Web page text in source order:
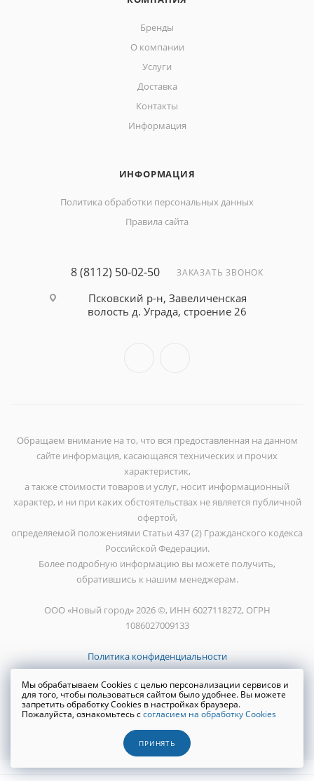
Бренды
О компании
Услуги
Доставка
Контакты
Информация
ИНФОРМАЦИЯ
Политика обработки персональных данных
Правила сайта
8 (8112) 50-02-50 ЗАКАЗАТЬ ЗВОНОК
Псковский р-н, Завеличенская
волость д. Уграда, строение 26
Обращаем внимание на то, что вся предоставленная на данном
сайте информация, касающаяся технических и прочих
характеристик,
а также стоимости товаров и услуг, носит информационный
характер, и ни при каких обстоятельствах не является публичной
офертой,
определяемой положениями Статьи 437 (2) Гражданского кодекса
Российской Федерации.
Более подробную информацию вы можете получить,
обратившись к нашим менеджерам.
ООО «Новый город» 2026 ©, ИНН 6027118272, ОГРН
1086027009133
Политика конфиденциальности
Создание сайта WRP
Мы обрабатываем Cookies с целью персонализации сервисов и
для того, чтобы пользоваться сайтом было удобнее. Вы можете
запретить обработку Cookies в настройках браузера.
Пожалуйста, ознакомьтесь ссогласием на обработку Cookies
ПРИНЯТЬ